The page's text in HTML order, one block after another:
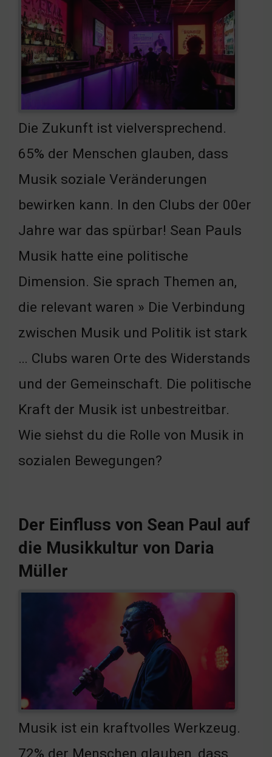
Die Zukunft ist vielversprechend.
65% der Menschen glauben, dass
Musik soziale Veränderungen
bewirken kann. In den Clubs der 00er
Jahre war das spürbar! Sean Pauls
Musik hatte eine politische
Dimension. Sie sprach Themen an,
die relevant waren » Die Verbindung
zwischen Musik und Politik ist stark
… Clubs waren Orte des Widerstands
und der Gemeinschaft. Die politische
Kraft der Musik ist unbestreitbar.
Wie siehst du die Rolle von Musik in
sozialen Bewegungen?
Der Einfluss von Sean Paul auf
die Musikkultur von Daria
Müller
Musik ist ein kraftvolles Werkzeug.
72% der Menschen glauben, dass